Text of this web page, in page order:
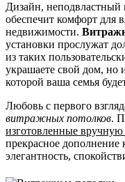
Дизайн,
обеспечит комфорт для
недвижимости.
установки прослужат
из таких
украшаете свой дом, но
которой ваша семья
Любовь с первого
витражных потолков.
изготовленные
прекрасное дополнение
элегантность,